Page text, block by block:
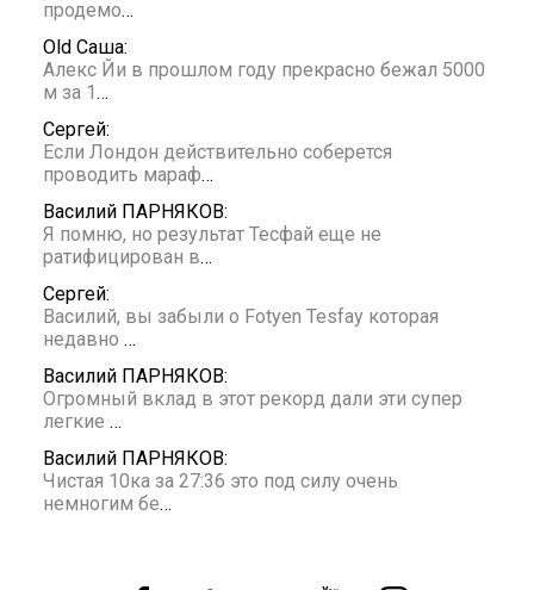
продемо…
Old Саша:
Алекс Йи в прошлом году прекрасно бежал 5000
м за 1…
Сергей:
Если Лондон действительно соберется
проводить мараф…
Василий ПАРНЯКОВ:
Я помню, но результат Тесфай еще не
ратифицирован в…
Сергей:
Василий, вы забыли о Fotyen Tesfay которая
недавно …
Василий ПАРНЯКОВ:
Огромный вклад в этот рекорд дали эти супер
легкие …
Василий ПАРНЯКОВ:
Чистая 10ка за 27:36 это под силу очень
немногим бе…